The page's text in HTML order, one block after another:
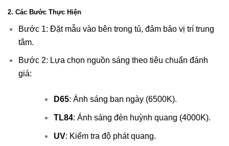
2. Các Bước Thực Hiện
Bước 1: Đặt mẫu vào bên trong tủ, đảm bảo vị trí trung
tâm.
Bước 2: Lựa chọn nguồn sáng theo tiêu chuẩn đánh
giá:
D65: Ánh sáng ban ngày (6500K).
TL84: Ánh sáng đèn huỳnh quang (4000K).
UV: Kiểm tra độ phát quang.